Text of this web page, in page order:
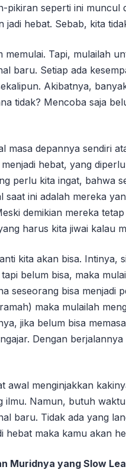
pikiran seperti ini
jadi hebat. Sebab, kita
Tapi, mulailah
baru. Setiap ada
Akibatnya,
tidak? Mencoba saja
masa depannya sendiri
hebat, yang
perlu kita ingat, bahwa
ini adalah mereka
demikian mereka
harus kita jiwai kalau
kita akan bisa. Intinya,
belum bisa, maka
seseorang bisa menjadi
maka mulailah
jika belum bisa
Dengan
awal menginjakkan
ilmu. Namun, butuh
baru. Tidak ada yang
hebat maka kamu akan
Muridnya yang Slow